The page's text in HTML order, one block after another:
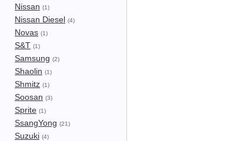
Nissan (1)
Nissan Diesel (4)
Novas (1)
S&T (1)
Samsung (2)
Shaolin (1)
Shmitz (1)
Soosan (3)
Sprite (1)
SsangYong (21)
Suzuki (4)